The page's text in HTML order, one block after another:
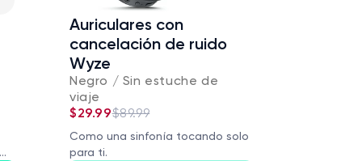
Auriculares con
cancelación de ruido
Wyze
Negro / Sin estuche de
viaje
$29.99$89.99
Como una sinfonía tocando solo
para ti.